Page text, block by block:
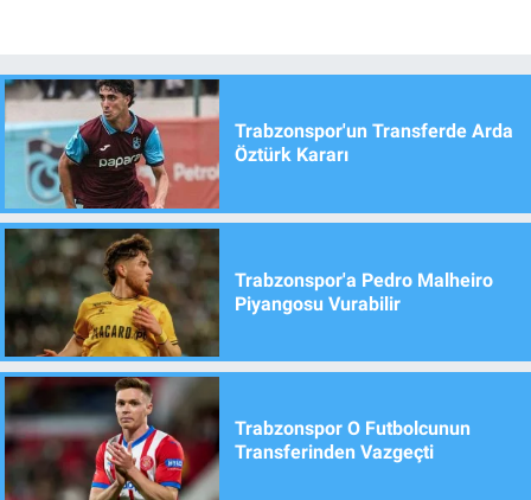
Trabzonspor'un Transferde Arda
Öztürk Kararı
Trabzonspor'a Pedro Malheiro
Piyangosu Vurabilir
Trabzonspor O Futbolcunun
Transferinden Vazgeçti